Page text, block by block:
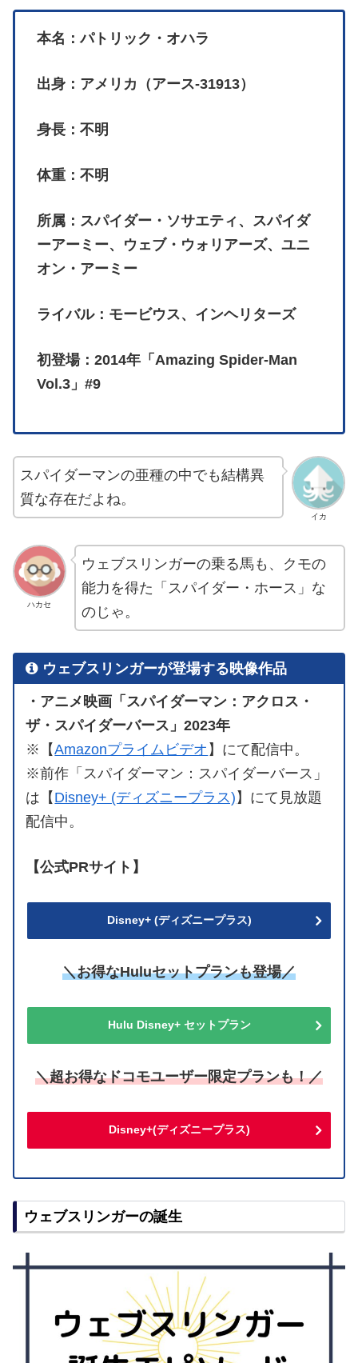
本名：パトリック・オハラ
出身：アメリカ（アース-31913）
身長：不明
体重：不明
所属：スパイダー・ソサエティ、スパイダ
ーアーミー、ウェブ・ウォリアーズ、ユニ
オン・アーミー
ライバル：モービウス、インヘリターズ
初登場：2014年「Amazing Spider-Man
Vol.3」#9
イカ
スパイダーマンの亜種の中でも結構異
質な存在だよね。
ハカセ
ウェブスリンガーの乗る馬も、クモの
能力を得た「スパイダー・ホース」な
のじゃ。
ウェブスリンガーが登場する映像作品
・アニメ映画「スパイダーマン：アクロス・
ザ・スパイダーバース」2023年
※【Amazonプライムビデオ 】にて配信中。
※前作「スパイダーマン：スパイダーバース」
は【 Disney+ (ディズニープラス) 】にて見放題
配信中。
【公式PRサイト】
Disney+ (ディズニープラス)
＼お得なHuluセットプランも登場／
Hulu Disney+ セットプラン
＼超お得なドコモユーザー限定プランも！／
Disney+(ディズニープラス)
ウェブスリンガーの誕生